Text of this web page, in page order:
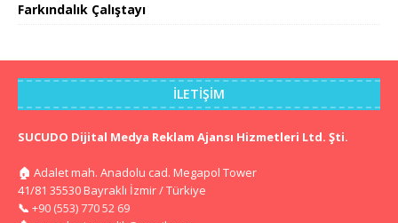
Farkındalık Çalıştayı
İLETIŞIM
SUCUDO Dijital Medya Reklam Ajansı Hizmetleri Ltd. Şti.
🏠 Adalet mah. Anadolu cad. Megapol Tower
41/81 35530 Bayraklı İzmir / Türkiye
📞 +90 (553) 770 52 69